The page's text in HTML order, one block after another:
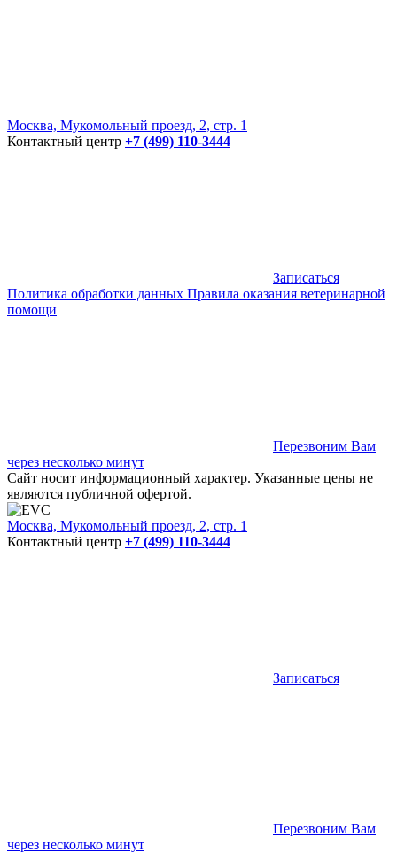
Москва, Мукомольный проезд, 2, стр. 1
Контактный центр +7 (499) 110-3444
Записаться
Политика обработки данных Правила оказания ветеринарной
помощи
Перезвоним Вам
через несколько минут
Сайт носит информационный характер. Указанные цены не
являются публичной офертой.
Москва, Мукомольный проезд, 2, стр. 1
Контактный центр +7 (499) 110-3444
Записаться
Перезвоним Вам
через несколько минут